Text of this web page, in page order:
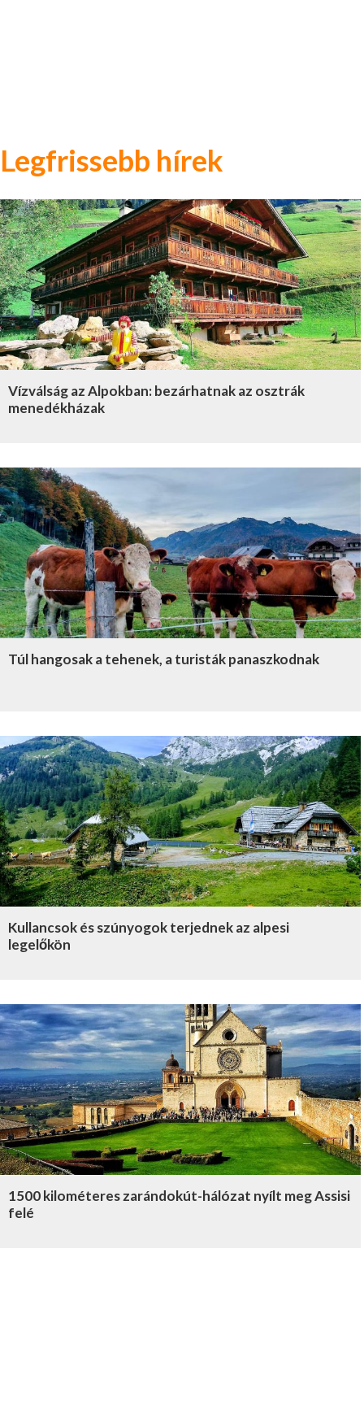
Legfrissebb hírek
Vízválság az Alpokban: bezárhatnak az osztrák
menedékházak
Túl hangosak a tehenek, a turisták panaszkodnak
Kullancsok és szúnyogok terjednek az alpesi
legelőkön
1500 kilométeres zarándokút-hálózat nyílt meg Assisi
felé